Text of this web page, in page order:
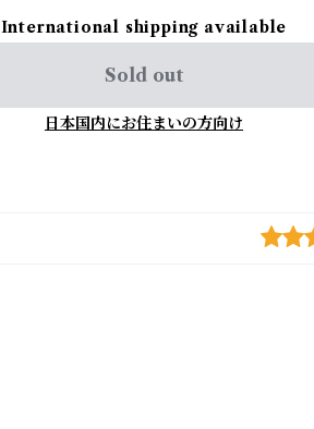
International shipping available
Sold out
日本国内にお住まいの方向け